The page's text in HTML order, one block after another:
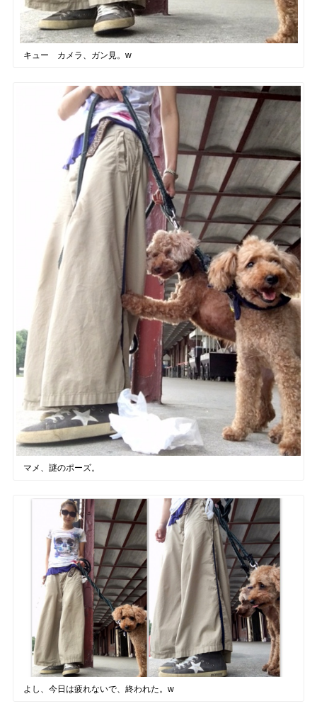
キュー カメラ、ガン見。w
マメ、謎のポーズ。
よし、今日は疲れないで、終われた。w